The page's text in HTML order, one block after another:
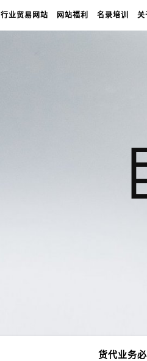
行业贸易网站 网站福利 名录培训 关
货代业务